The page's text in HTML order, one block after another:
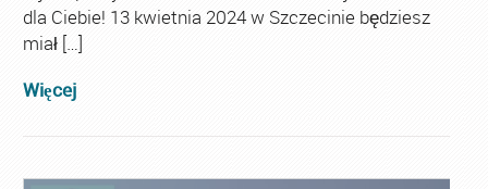
dla Ciebie! 13 kwietnia 2024 w Szczecinie będziesz
miał […]
Więcej